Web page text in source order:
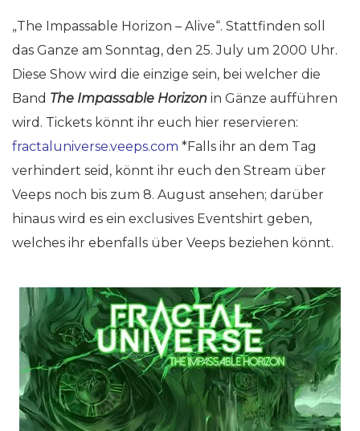
„The Impassable Horizon – Alive“. Stattfinden soll
das Ganze am Sonntag, den 25. July um 2000 Uhr.
Diese Show wird die einzige sein, bei welcher die
Band The Impassable Horizon in Gänze aufführen
wird. Tickets könnt ihr euch hier reservieren:
fractaluniverse.veeps.com *Falls ihr an dem Tag
verhindert seid, könnt ihr euch den Stream über
Veeps noch bis zum 8. August ansehen; darüber
hinaus wird es ein exclusives Eventshirt geben,
welches ihr ebenfalls über Veeps beziehen könnt.